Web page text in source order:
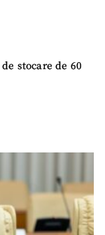
stocare de 60